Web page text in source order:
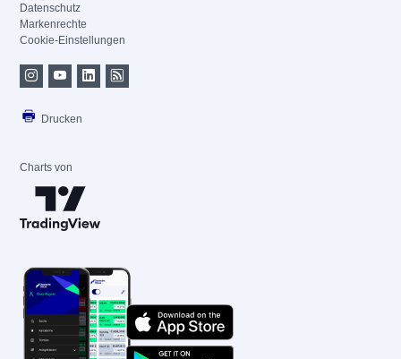
Datenschutz
Markenrechte
Cookie-Einstellungen
Drucken
Charts von